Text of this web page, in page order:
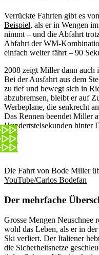
Verrückte Fahrten gibt es
Beispiel, als er in Wengen
nimmt – und die Abfahrt
Abfahrt der WM-
einfach weiter fährt – 90
2008 zeigt Miller dann auch
Bei der Ausfahrt aus dem
zu tief und bewegt sich in
abzubremsen, bleibt er auf
Werbeplane, die senkrecht
Das Rennen beendet Miller
Hundertstelsekunden hinter
Die Fahrt von Bode Miller
YouTube/Carlos Bodefan
Der mehrfache
Grosse Mengen Neuschnee
wohl das Leben, als er in
Ski verliert. Der Italiener
die Sicherheitsnetze